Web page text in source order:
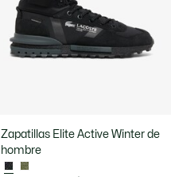
Zapatillas Elite Active Winter de
hombre